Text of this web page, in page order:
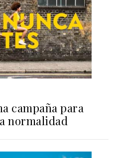
campaña para
normalidad